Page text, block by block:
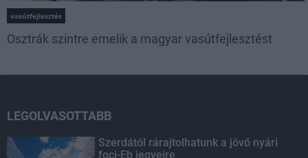
vasútfejlesztés
Osztrák szintre emelik a magyar vasútfejlesztést
LEGOLVASOTTABB
Szerdától rárajtolhatunk a jövő nyári
foci-Eb jegyeire